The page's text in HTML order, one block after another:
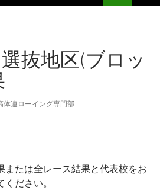
抜地区(ブロッ
体連ローイング専門部
または全レース結果と代表校をお
ださい。